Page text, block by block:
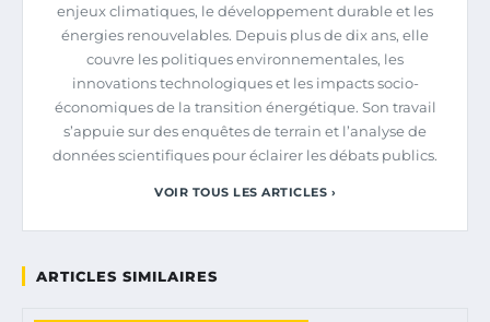
enjeux climatiques, le développement durable et les
énergies renouvelables. Depuis plus de dix ans, elle
couvre les politiques environnementales, les
innovations technologiques et les impacts socio-
économiques de la transition énergétique. Son travail
s’appuie sur des enquêtes de terrain et l’analyse de
données scientifiques pour éclairer les débats publics.
VOIR TOUS LES ARTICLES ›
ARTICLES SIMILAIRES